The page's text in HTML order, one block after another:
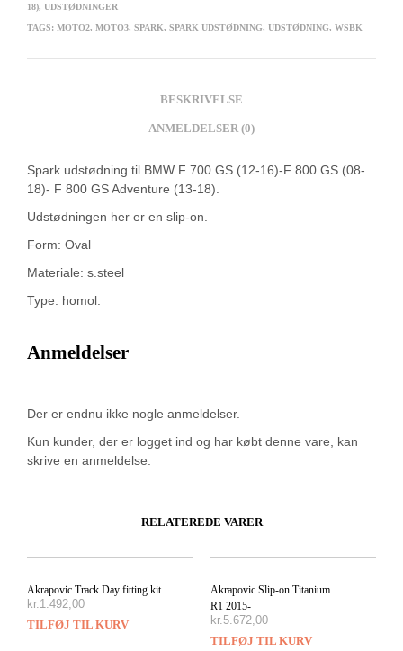
18), UDSTØDNINGER
TAGS: MOTO2, MOTO3, SPARK, SPARK UDSTØDNING, UDSTØDNING, WSBK
BESKRIVELSE
ANMELDELSER (0)
Spark udstødning til BMW F 700 GS (12-16)-F 800 GS (08-
18)- F 800 GS Adventure (13-18).
Udstødningen her er en slip-on.
Form: Oval
Materiale: s.steel
Type: homol.
Anmeldelser
Der er endnu ikke nogle anmeldelser.
Kun kunder, der er logget ind og har købt denne vare, kan
skrive en anmeldelse.
RELATEREDE VARER
Akrapovic Track Day fitting kit
kr.1.492,00
TILFØJ TIL KURV
Akrapovic Slip-on Titanium
R1 2015-
kr.5.672,00
TILFØJ TIL KURV